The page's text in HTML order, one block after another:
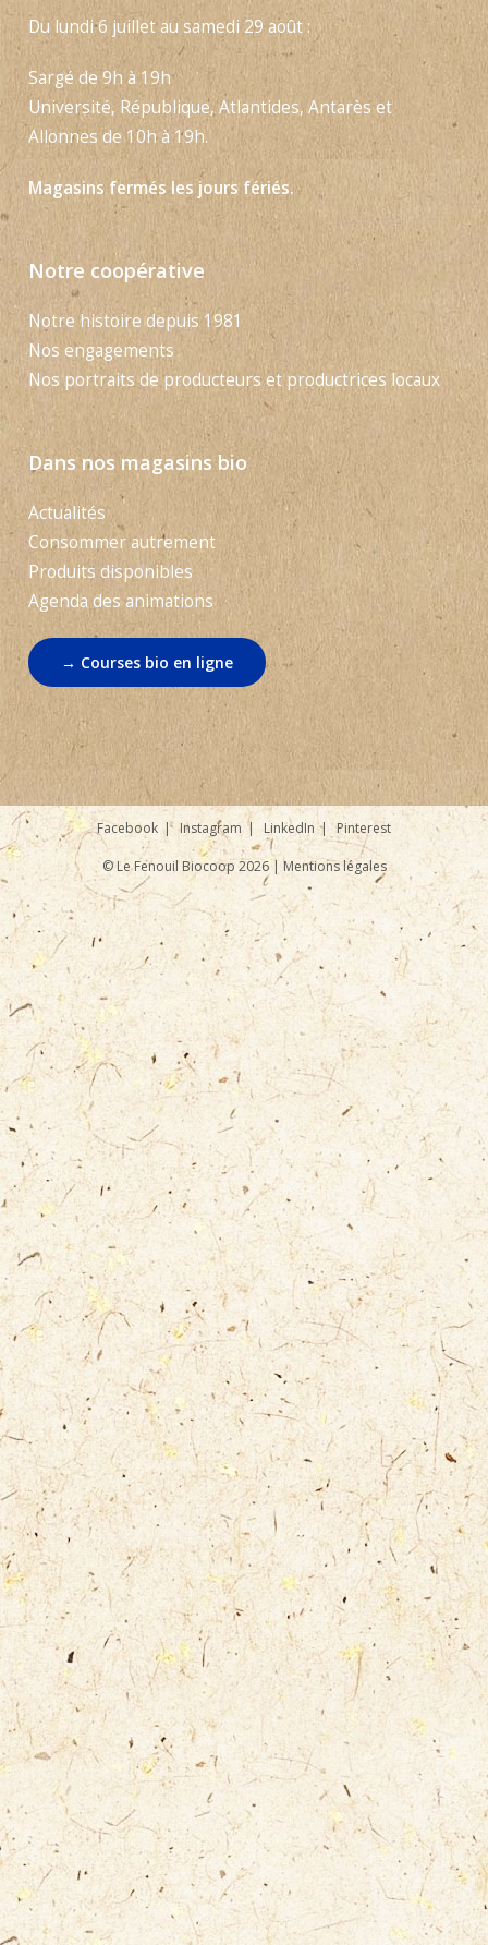
Du lundi 6 juillet au samedi 29 août :
Sargé de 9h à 19h
Université, République, Atlantides, Antarès et
Allonnes de 10h à 19h.
Magasins fermés les jours fériés.
Notre coopérative
Notre histoire depuis 1981
Nos engagements
Nos portraits de producteurs et productrices locaux
Dans nos magasins bio
Actualités
Consommer autrement
Produits disponibles
Agenda des animations
→ Courses bio en ligne
Facebook Instagram LinkedIn Pinterest
© Le Fenouil Biocoop 2026 | Mentions légales